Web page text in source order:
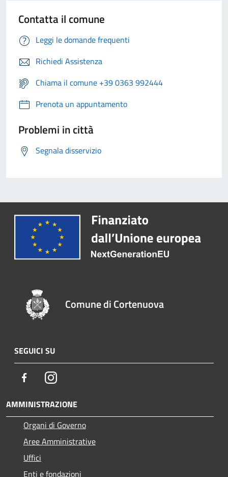
Contatta il comune
Leggi le domande frequenti
Richiedi Assistenza
Chiama il comune +39 0363 992444
Prenota un appuntamento
Problemi in città
Segnala disservizio
Comune di Cortenuova
SEGUICI SU
FacebookInstagram
AMMINISTRAZIONE
Organi di Governo
Aree Amministrative
Uffici
Enti e fondazioni